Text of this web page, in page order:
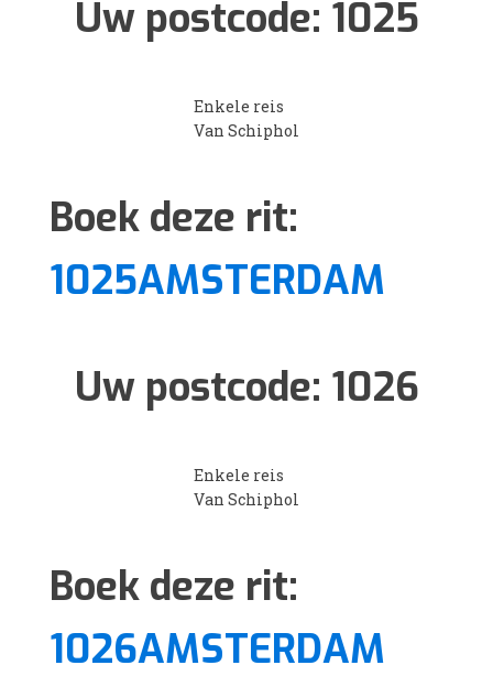
Uw postcode: 1025
Enkele reis
Van Schiphol
Boek deze rit:
1025AMSTERDAM
Uw postcode: 1026
Enkele reis
Van Schiphol
Boek deze rit:
1026AMSTERDAM